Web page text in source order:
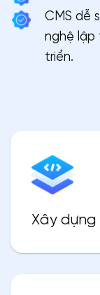
CMS dễ
nghệ lập
triển.
Xây